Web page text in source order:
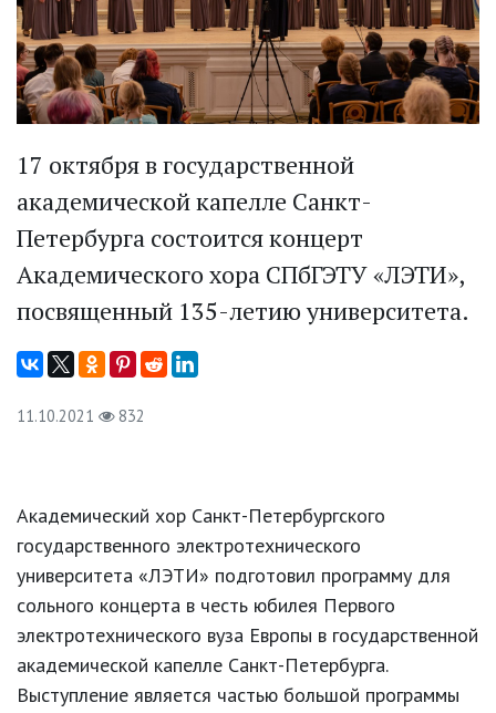
17 октября в государственной
академической капелле Санкт-
Петербурга состоится концерт
Академического хора СПбГЭТУ «ЛЭТИ»,
посвященный 135-летию университета.
11.10.2021 832
Академический хор Санкт-Петербургского
государственного электротехнического
университета «ЛЭТИ» подготовил программу для
сольного концерта в честь юбилея Первого
электротехнического вуза Европы в государственной
академической капелле Санкт-Петербурга.
Выступление является частью большой программы